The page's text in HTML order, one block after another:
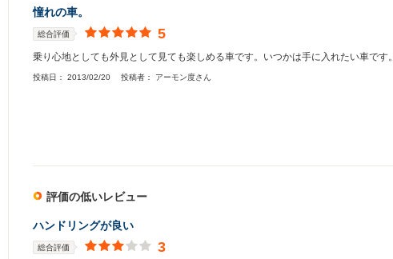
憧れの車。
総合評価 5
乗り心地としても外見として見ても楽しめる車です。いつかは手に入れたい車です。
投稿日： 2013/02/20 投稿者： アーモン度さん
評価の低いレビュー
ハンドリングが良い
総合評価 3